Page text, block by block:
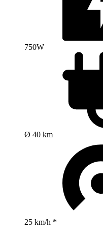
750W
Ø 40 km
25 km/h *